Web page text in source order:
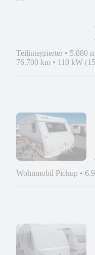
Teilintegrierter • 5.880
76.700 km • 110 kW
Wohnmobil Pickup •